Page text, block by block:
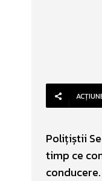
Polițiștii
timp ce
conducere.